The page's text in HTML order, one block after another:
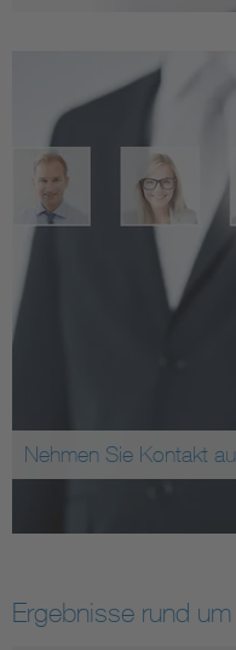
Nehmen Sie Kontakt
Ergebnisse rund